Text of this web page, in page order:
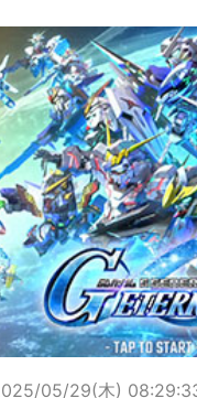
05/29(木)